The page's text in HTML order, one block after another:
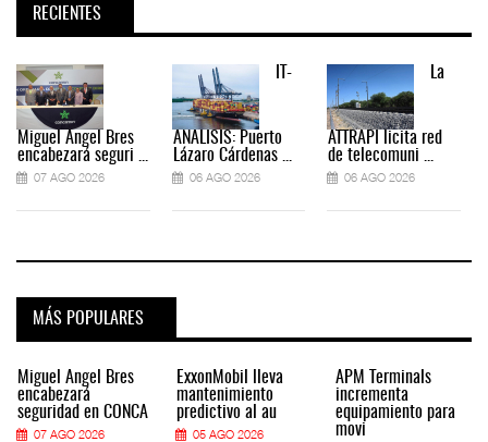
RECIENTES
Miguel Ángel Bres
encabezará seguri ...
07 AGO 2026
IT-
ANÁLISIS: Puerto
Lázaro Cárdenas ...
06 AGO 2026
La
ATTRAPI licita red
de telecomuni ...
06 AGO 2026
MÁS POPULARES
Miguel Ángel Bres
encabezará
seguridad en CONCA
07 AGO 2026
ExxonMobil lleva
mantenimiento
predictivo al au
05 AGO 2026
APM Terminals
incrementa
equipamiento para
movi